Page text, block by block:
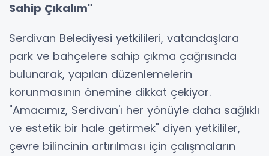
Sahip Çıkalım"
Serdivan Belediyesi yetkilileri, vatandaşlara
park ve bahçelere sahip çıkma çağrısında
bulunarak, yapılan düzenlemelerin
korunmasının önemine dikkat çekiyor.
"Amacımız, Serdivan'ı her yönüyle daha sağlıklı
ve estetik bir hale getirmek" diyen yetkililer,
çevre bilincinin artırılması için çalışmaların